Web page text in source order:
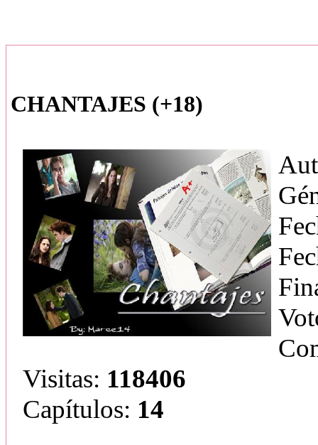
CHANTAJES (+18)
Visitas: 118406
Capítulos: 14